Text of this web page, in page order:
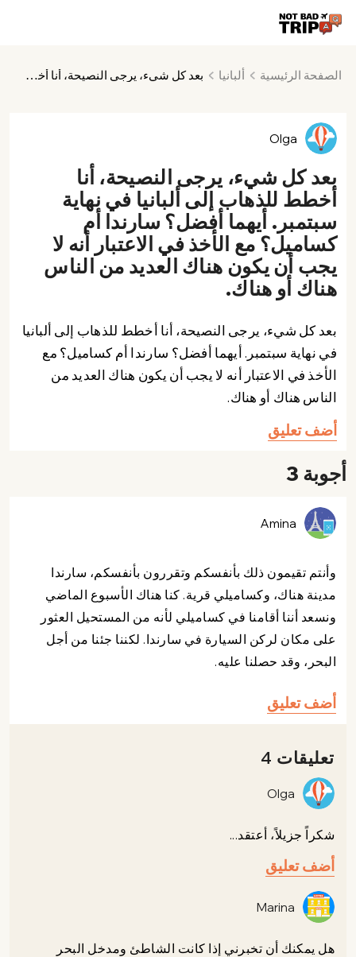
الصفحة الرئيسية ألبانيا بعد كل شيء، يرجى النصيحة، أنا أخطط للذهاب إلى ألبانيا في نهاية سبتمبر. أيهما أفضل؟ سارندا أم كساميل؟ مع الأخذ في الاعتبار أنه لا يجب أن يكون هناك العديد من الناس هناك أو هناك.
Olga
بعد كل شيء، يرجى النصيحة، أنا
أخطط للذهاب إلى ألبانيا في نهاية
سبتمبر. أيهما أفضل؟ سارندا أم
كساميل؟ مع الأخذ في الاعتبار أنه لا
يجب أن يكون هناك العديد من الناس
هناك أو هناك.
بعد كل شيء، يرجى النصيحة، أنا أخطط للذهاب إلى ألبانيا
في نهاية سبتمبر. أيهما أفضل؟ سارندا أم كساميل؟ مع
الأخذ في الاعتبار أنه لا يجب أن يكون هناك العديد من
الناس هناك أو هناك.
أضف تعليق
أجوبة 3
Amina
وأنتم تقيمون ذلك بأنفسكم وتقررون بأنفسكم، سارندا
مدينة هناك، وكساميلي قرية. كنا هناك الأسبوع الماضي
ونسعد أننا أقامنا في كساميلي لأنه من المستحيل العثور
على مكان لركن السيارة في سارندا. لكننا جئنا من أجل
البحر، وقد حصلنا عليه.
أضف تعليق
تعليقات 4
Olga
شكراً جزيلاً، أعتقد...
أضف تعليق
Marina
هل يمكنك أن تخبرني إذا كانت الشاطئ ومدخل البحر